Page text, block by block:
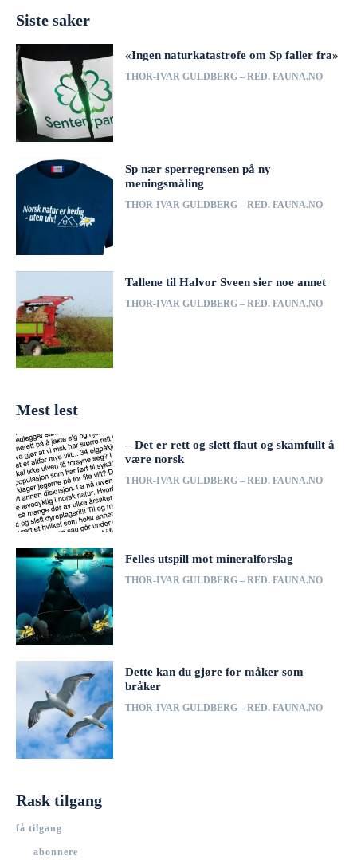
Siste saker
«Ingen naturkatastrofe om Sp faller fra»
THOR-IVAR GULDBERG – RED. FAUNA.NO
Sp nær sperregrensen på ny
meningsmåling
THOR-IVAR GULDBERG – RED. FAUNA.NO
Tallene til Halvor Sveen sier noe annet
THOR-IVAR GULDBERG – RED. FAUNA.NO
Mest lest
– Det er rett og slett flaut og skamfullt å
være norsk
THOR-IVAR GULDBERG – RED. FAUNA.NO
Felles utspill mot mineralforslag
THOR-IVAR GULDBERG – RED. FAUNA.NO
Dette kan du gjøre for måker som
bråker
THOR-IVAR GULDBERG – RED. FAUNA.NO
Rask tilgang
få tilgang
abonnere